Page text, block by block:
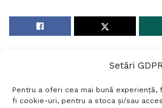
Setări
Pentru a oferi cea mai bună experiență,
fi cookie-uri, pentru a stoca și/sau